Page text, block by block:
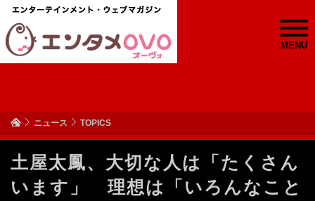
MENU
ニュース TOPICS
土屋太鳳、大切な人は「たくさん
います」 理想は「いろんなこと